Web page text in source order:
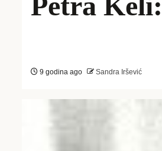
9 godina ago Sandra Iršević